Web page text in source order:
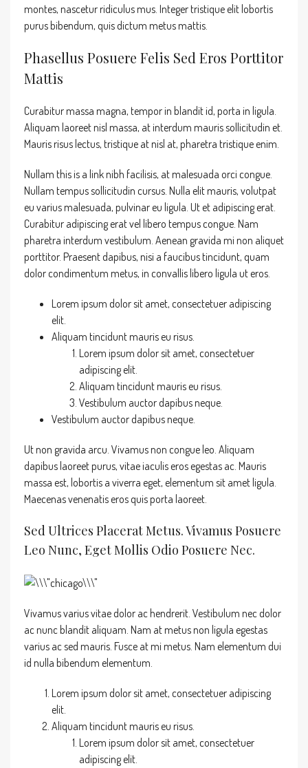
montes, nascetur ridiculus mus. Integer tristique elit lobortis
purus bibendum, quis dictum metus mattis.
Phasellus Posuere Felis Sed Eros Porttitor
Mattis
Curabitur massa magna, tempor in blandit id, porta in ligula.
Aliquam laoreet nisl massa, at interdum mauris sollicitudin et.
Mauris risus lectus, tristique at nisl at, pharetra tristique enim.
Nullam this is a link nibh facilisis, at malesuada orci congue.
Nullam tempus sollicitudin cursus. Nulla elit mauris, volutpat
eu varius malesuada, pulvinar eu ligula. Ut et adipiscing erat.
Curabitur adipiscing erat vel libero tempus congue. Nam
pharetra interdum vestibulum. Aenean gravida mi non aliquet
porttitor. Praesent dapibus, nisi a faucibus tincidunt, quam
dolor condimentum metus, in convallis libero ligula ut eros.
Lorem ipsum dolor sit amet, consectetuer adipiscing
elit.
Aliquam tincidunt mauris eu risus.
Lorem ipsum dolor sit amet, consectetuer
adipiscing elit.
Aliquam tincidunt mauris eu risus.
Vestibulum auctor dapibus neque.
Vestibulum auctor dapibus neque.
Ut non gravida arcu. Vivamus non congue leo. Aliquam
dapibus laoreet purus, vitae iaculis eros egestas ac. Mauris
massa est, lobortis a viverra eget, elementum sit amet ligula.
Maecenas venenatis eros quis porta laoreet.
Sed Ultrices Placerat Metus. Vivamus Posuere
Leo Nunc, Eget Mollis Odio Posuere Nec.
Vivamus varius vitae dolor ac hendrerit. Vestibulum nec dolor
ac nunc blandit aliquam. Nam at metus non ligula egestas
varius ac sed mauris. Fusce at mi metus. Nam elementum dui
id nulla bibendum elementum.
Lorem ipsum dolor sit amet, consectetuer adipiscing
elit.
Aliquam tincidunt mauris eu risus.
Lorem ipsum dolor sit amet, consectetuer
adipiscing elit.